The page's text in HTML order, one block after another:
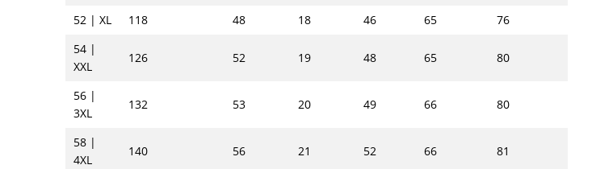
52 | XL
118 48 18 46 65
76
54 |
XXL
126 52 19 48 65 80
56 |
3XL
132 53 20 49 66 80
58 |
4XL
140 56 21 52 66 81